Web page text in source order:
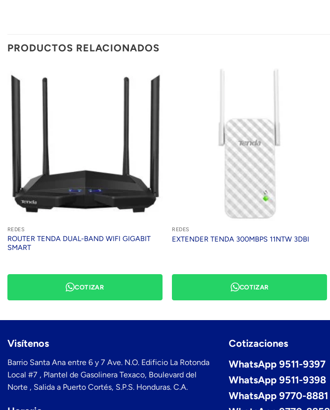
PRODUCTOS RELACIONADOS
REDES
ROUTER TENDA DUAL-BAND WIFI GIGABIT
SMART
COTIZAR
REDES
EXTENDER TENDA 300MBPS 11NTW 3DBI
COTIZAR
Visítenos
Barrio Santa Ana entre 6 y 7 Ave. N.O. Edificio La Rotonda
Local #7 , Plantel de Gasolinera Texaco, Boulevard del
Norte , Salida a Puerto Cortés, S.P.S. Honduras. C.A.
Cotizaciones
WhatsApp 9511-9397
WhatsApp 9511-9398
WhatsApp 9770-8881